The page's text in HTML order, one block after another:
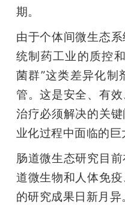
中
心
GAIR
期。
由于个体间微生态
统制药工业的质控
菌群”这类差异化制
管。这是安全、有
治疗必须解决的关
业化过程中面临的巨
肠道微生态研究目
道微生物和人体免
的研究成果日新月异